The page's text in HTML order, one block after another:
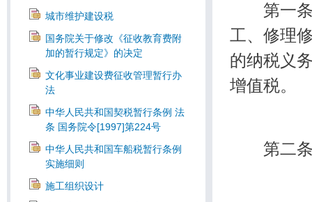
城市维护建设税
国务院关于修改《征收教育费附
加的暂行规定》的决定
文化事业建设费征收管理暂行办
法
中华人民共和国契税暂行条例 法
条 国务院令[1997]第224号
中华人民共和国车船税暂行条例
实施细则
施工组织设计
第一条
工、修理
的纳税义
增值税。
第二条